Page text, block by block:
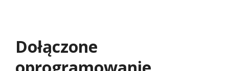
Dołączone